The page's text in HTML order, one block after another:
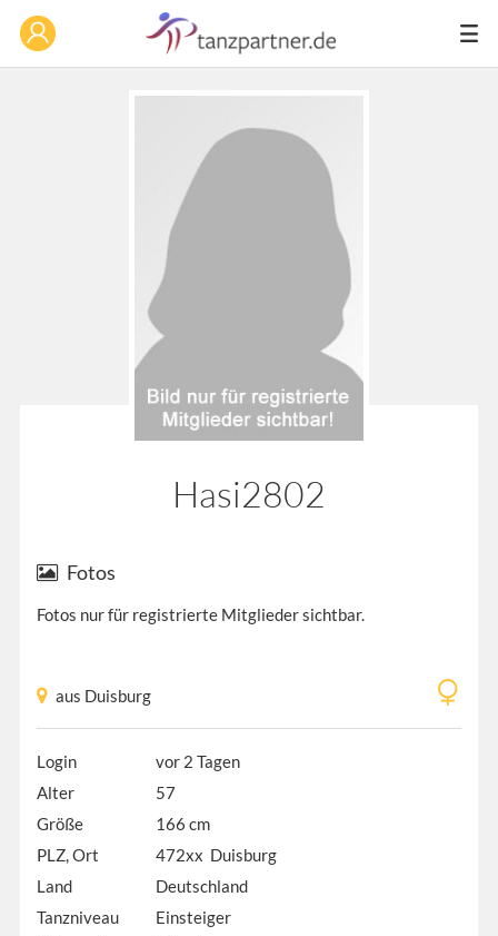
Hasi2802
Fotos
Fotos nur für registrierte Mitglieder sichtbar.
aus Duisburg
Login
vor 2 Tagen
Alter
57
Größe
166 cm
PLZ, Ort
472xx Duisburg
Land
Deutschland
Tanzniveau
Einsteiger